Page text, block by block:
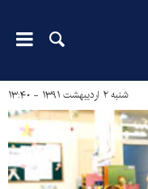
شنبه ۲ اردیبهشت ۱۳۹۱ - ۱۳:۴۰